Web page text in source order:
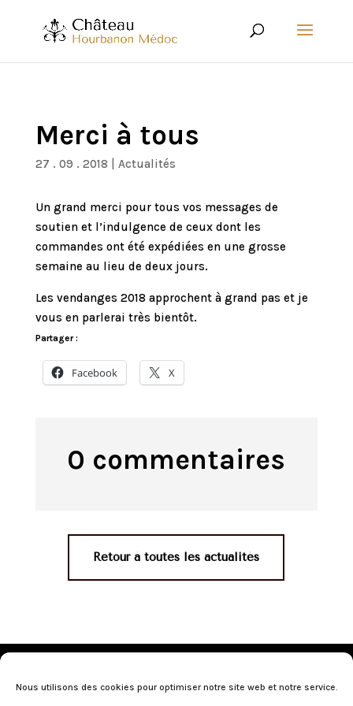
Nous utilisons des cookies pour optimiser notre site web et notre service.
Merci à tous
27 . 09 . 2018 Actualités
Un grand merci pour tous vos messages de
soutien et l’indulgence de ceux dont les
commandes ont été expédiées en une grosse
semaine au lieu de deux jours.
Les vendanges 2018 approchent à grand pas et je
vous en parlerai très bientôt.
Partager :
Facebook X
0 commentaires
Retour à toutes les actualités
Conditions générales de vente•Nos revendeurs•